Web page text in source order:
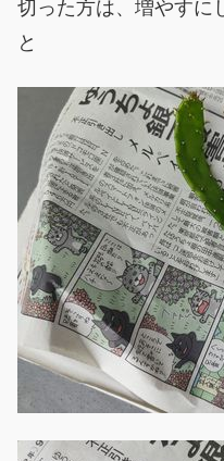
切った方は、増やすに
と